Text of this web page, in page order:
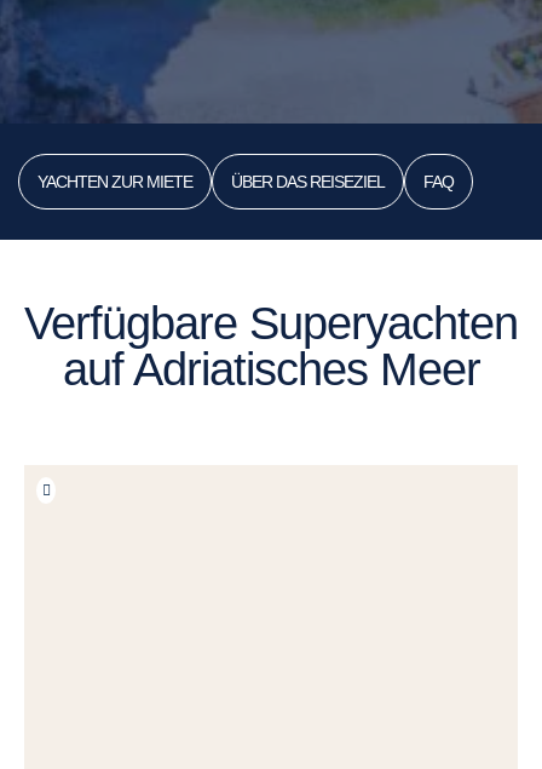
YACHTEN ZUR MIETE ÜBER DAS REISEZIEL FAQ
Verfügbare Superyachten
auf Adriatisches Meer